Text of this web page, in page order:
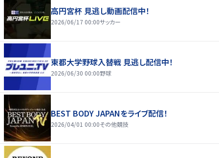
高円宮杯 見逃し動画配信中！
2026/06/17 00:00サッカー
東都大学野球入替戦 見逃し配信中！
2026/06/30 00:00野球
BEST BODY JAPANをライブ配信！
2026/04/01 00:00その他競技